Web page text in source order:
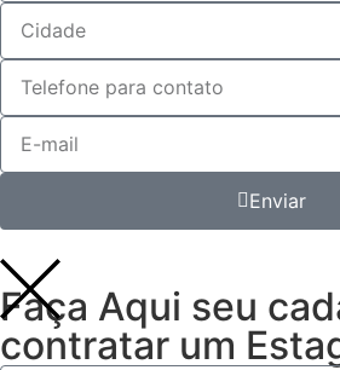
Enviar
Faça Aqui seu
contratar um